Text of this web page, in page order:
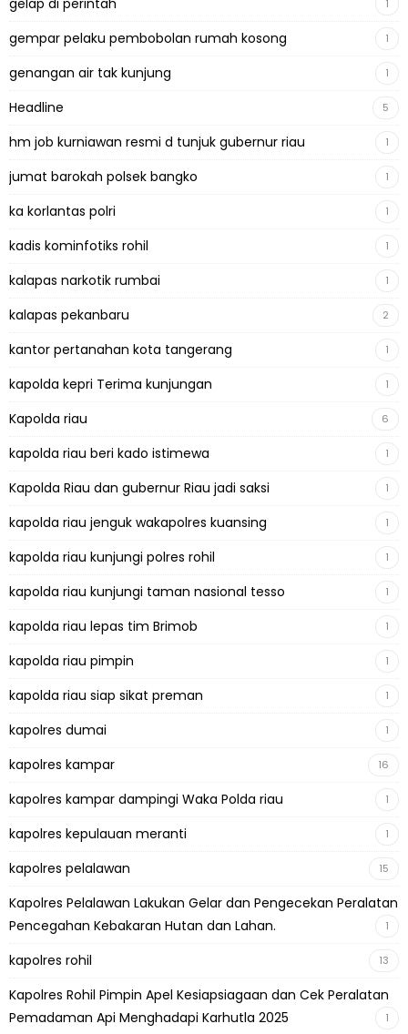
gelap di perintah 1
gempar pelaku pembobolan rumah kosong 1
genangan air tak kunjung 1
Headline 5
hm job kurniawan resmi d tunjuk gubernur riau 1
jumat barokah polsek bangko 1
ka korlantas polri 1
kadis kominfotiks rohil 1
kalapas narkotik rumbai 1
kalapas pekanbaru 2
kantor pertanahan kota tangerang 1
kapolda kepri Terima kunjungan 1
Kapolda riau 6
kapolda riau beri kado istimewa 1
Kapolda Riau dan gubernur Riau jadi saksi 1
kapolda riau jenguk wakapolres kuansing 1
kapolda riau kunjungi polres rohil 1
kapolda riau kunjungi taman nasional tesso 1
kapolda riau lepas tim Brimob 1
kapolda riau pimpin 1
kapolda riau siap sikat preman 1
kapolres dumai 1
kapolres kampar 16
kapolres kampar dampingi Waka Polda riau 1
kapolres kepulauan meranti 1
kapolres pelalawan 15
Kapolres Pelalawan Lakukan Gelar dan Pengecekan Peralatan
Pencegahan Kebakaran Hutan dan Lahan.
1
kapolres rohil 13
Kapolres Rohil Pimpin Apel Kesiapsiagaan dan Cek Peralatan
Pemadaman Api Menghadapi Karhutla 2025
1